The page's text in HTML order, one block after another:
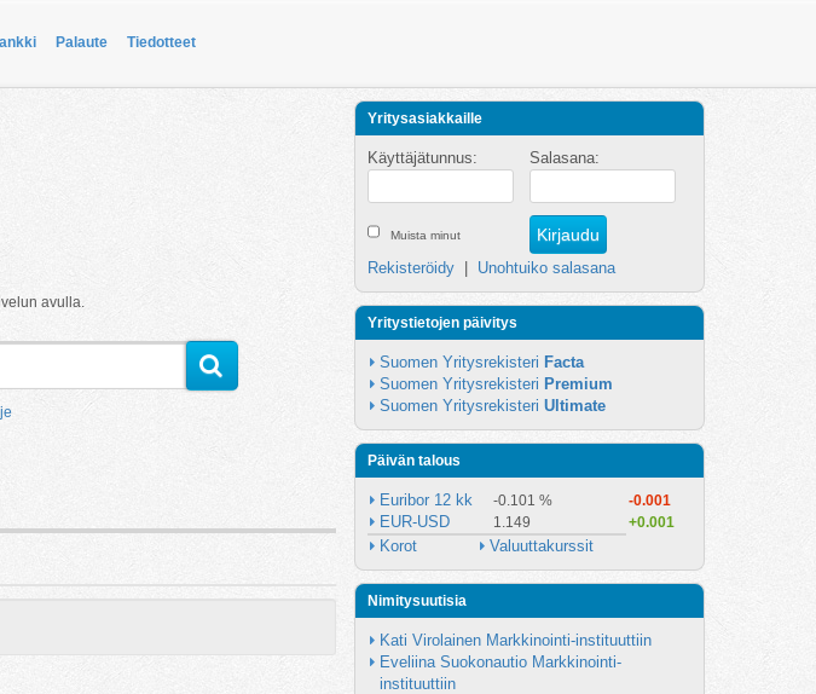
Palaute Tiedotteet
avulla.
Yritysasiakkaille
Käyttäjätunnus: Salasana:
Muista minut
Rekisteröidy Unohtuiko salasana
Yritystietojen päivitys
Suomen Yritysrekisteri Facta
Suomen Yritysrekisteri Premium
Suomen Yritysrekisteri Ultimate
Päivän talous
Euribor 12 kk -0.101 % -0.001
EUR-USD 1.149 +0.001
Korot Valuuttakurssit
Nimitysuutisia
Kati Virolainen Markkinointi-instituuttiin
Eveliina Suokonautio Markkinointi-
instituuttiin